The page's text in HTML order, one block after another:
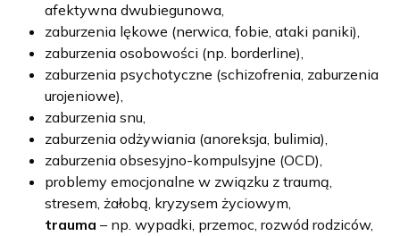
afektywna dwubiegunowa,
zaburzenia lękowe (nerwica, fobie, ataki paniki),
zaburzenia osobowości (np. borderline),
zaburzenia psychotyczne (schizofrenia, zaburzenia
urojeniowe),
zaburzenia snu,
zaburzenia odżywiania (anoreksja, bulimia),
zaburzenia obsesyjno-kompulsyjne (OCD),
problemy emocjonalne w związku z traumą,
stresem, żałobą, kryzysem życiowym,
trauma – np. wypadki, przemoc, rozwód rodziców,